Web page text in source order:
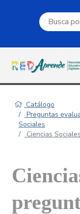
Campo de
Catálogo
Preguntas
Sociales
Ciencias